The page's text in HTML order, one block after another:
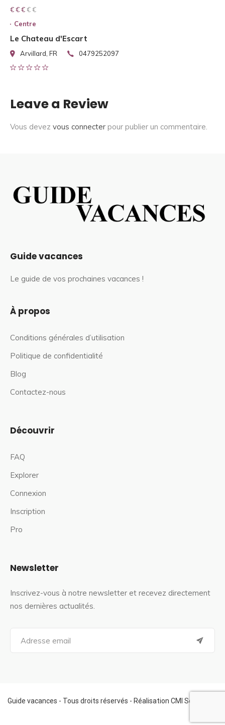
€ € € € €
€ € €
Centre
Le Chateau d'Escart
Arvillard, FR 0479252097
Leave a Review
Vous devez vous connecter pour publier un commentaire.
Guide vacances
Le guide de vos prochaines vacances !
À propos
Conditions générales d’utilisation
Politique de confidentialité
Blog
Contactez-nous
Découvrir
FAQ
Explorer
Connexion
Inscription
Pro
Newsletter
Inscrivez-vous à notre newsletter et recevez directement
nos dernières actualités.
a
f
o
Guide vacances - Tous droits réservés - Réalisation CMI Services